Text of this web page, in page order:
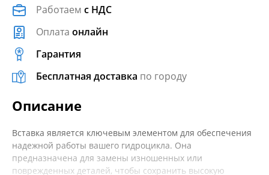
Работаем с НДС
Оплата онлайн
Гарантия
Бесплатная доставка по городу
Описание
Вставка является ключевым элементом для обеспечения
надежной работы вашего гидроцикла. Она
предназначена для замены изношенных или
поврежденных деталей, чтобы сохранить высокую